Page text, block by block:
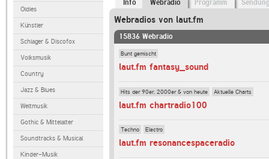
Oldies
Künstler
Schlager & Discofox
Volksmusik
Country
Jazz & Blues
Weltmusik
Gothic & Mittelalter
Soundtracks & Musical
Kinder-Musik
Info Webradio Programm
Webradios von laut.fm
15836 Webradio
Bunt gemischt
laut.fm fantasy_sound
Hits der 90er, 2000er & von heute Aktuelle Charts
laut.fm chartradio100
Techno Electro
laut.fm resonancespaceradio